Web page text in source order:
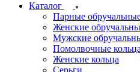
Каталог
Парные
Женские
Мужские
Помолвочные кольца
Женские кольца
Серьги